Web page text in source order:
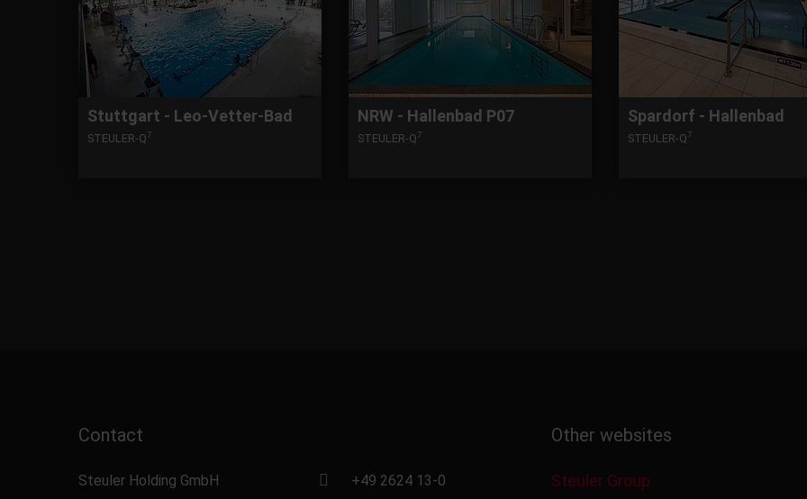
Stuttgart - Leo-Vetter-Bad
STEULER-Q7
NRW - Hallenbad P07
STEULER-Q7
Spardorf - Hallenbad
STEULER-Q7
Contact
Steuler Holding GmbH +49 2624 13-0
Other websites
Steuler Group